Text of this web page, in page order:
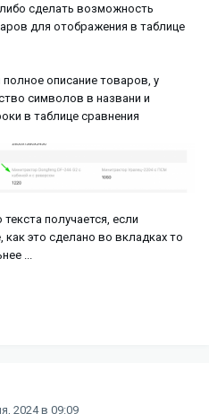
сделать возможность
для отображения в таблице
описание товаров, у
символов в названи и
в таблице сравнения
получается, если
это сделано во вкладках то
...
2024 в 09:09